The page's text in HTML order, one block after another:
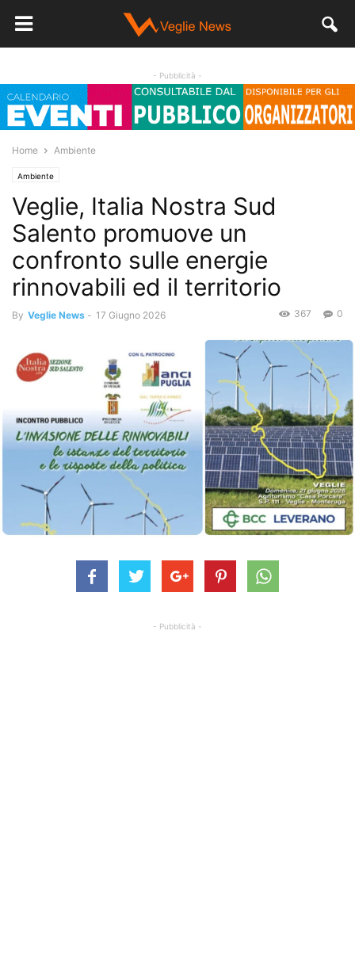
- Pubblicità -
Home Ambiente
Ambiente
Veglie, Italia Nostra Sud
Salento promuove un
confronto sulle energie
rinnovabili ed il territorio
By Veglie News - 17 Giugno 2026 0
367
- Pubblicità -